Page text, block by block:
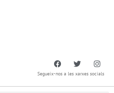
Segueix-nos a les xarxes socials